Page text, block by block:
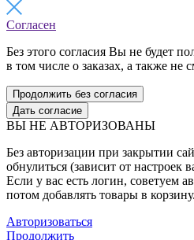
Согласен
Без этого согласия Вы не будет
в том числе о заказах, а также не
Продолжить без согласия
Дать согласие
ВЫ НЕ АВТОРИЗОВАНЫ
Без авторизации при закрытии
обнулиться (зависит от настроек
Если у вас есть логин, советуем
потом добавлять товары в корзину.
Авторизоваться
Продолжить